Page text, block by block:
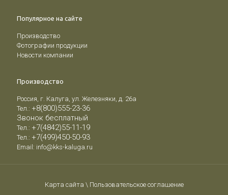
Популярное на сайте
Производство
Фотографии продукции
Новости компании
Производство
Россия, г. Калуга, ул. Железняки, д. 26а
Тел.: +8(800)555-23-36
Звонок бесплатный
Тел.: +7(4842)55-11-19
Тел.: +7(499)450-50-93
Email: info@kks-kaluga.ru
Карта сайта \ Пользовательское соглашение